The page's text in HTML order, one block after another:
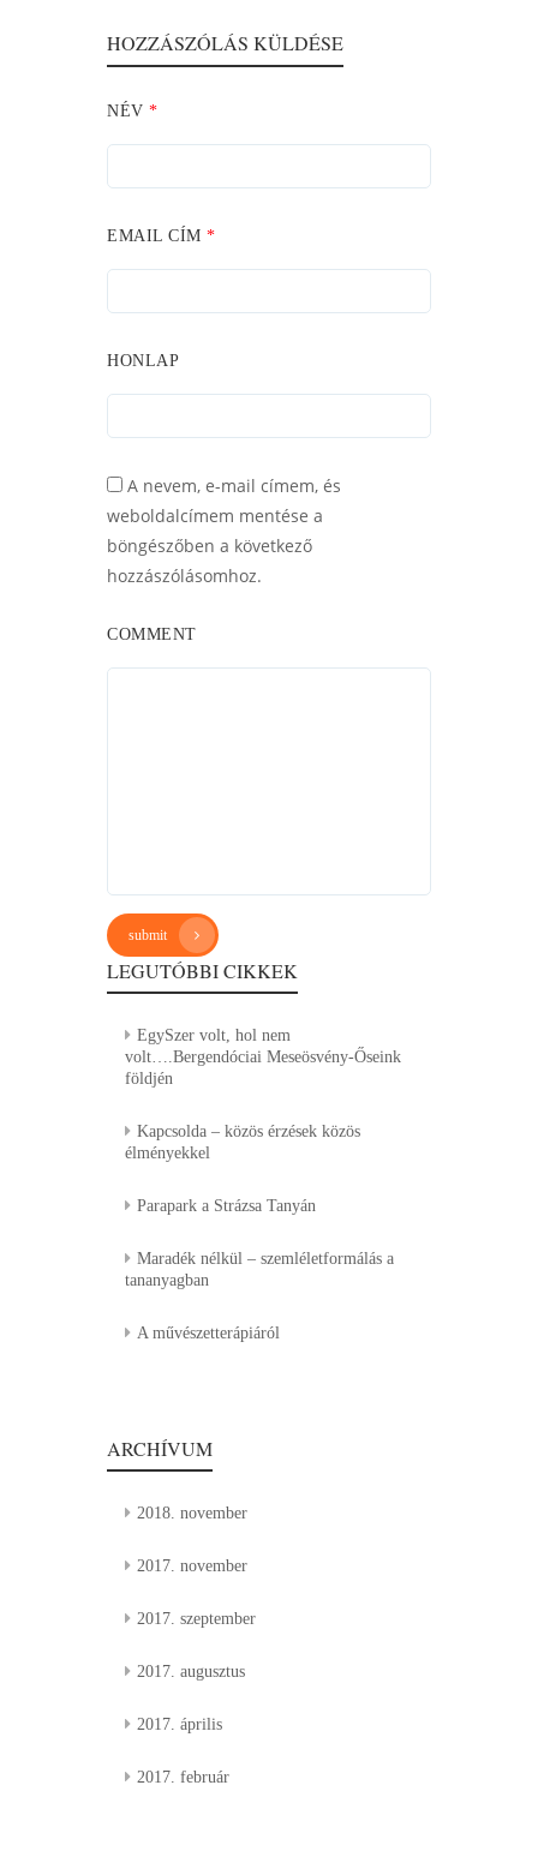
HOZZÁSZÓLÁS KÜLDÉSE
NÉV *
EMAIL CÍM *
HONLAP
A nevem, e-mail címem, és
weboldalcímem mentése a
böngészőben a következő
hozzászólásomhoz.
COMMENT
submit
LEGUTÓBBI CIKKEK
EgySzer volt, hol nem
volt….Bergendóciai Meseösvény-Őseink
földjén
Kapcsolda – közös érzések közös
élményekkel
Parapark a Strázsa Tanyán
Maradék nélkül – szemléletformálás a
tananyagban
A művészetterápiáról
ARCHÍVUM
2018. november
2017. november
2017. szeptember
2017. augusztus
2017. április
2017. február